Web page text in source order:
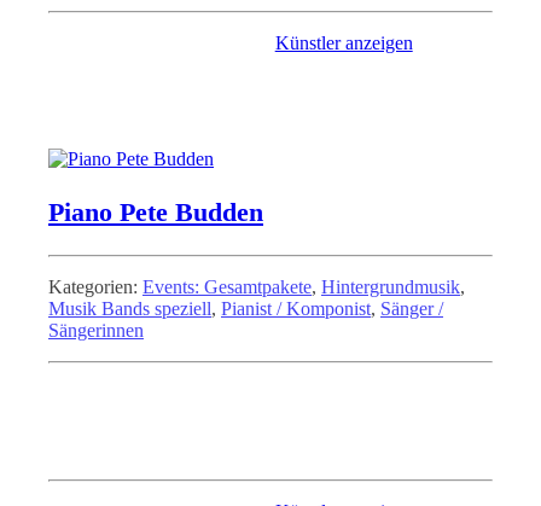
Künstler anzeigen
Piano Pete Budden
Kategorien: Events: Gesamtpakete, Hintergrundmusik,
Musik Bands speziell, Pianist / Komponist, Sänger /
Sängerinnen